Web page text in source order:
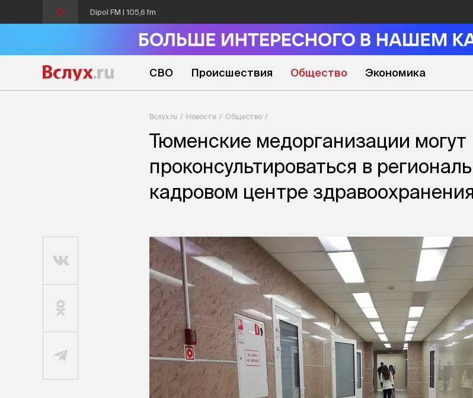
Dipol FM | 105,6 fm
СВО Происшествия Общество Экономика
Вслух.ru Новости Общество
Тюменские медорганизации могут
проконсультироваться в
кадровом центре